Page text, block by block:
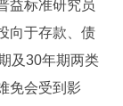
益标准研究员
向于存款、债
及30年期两类
免会受到影